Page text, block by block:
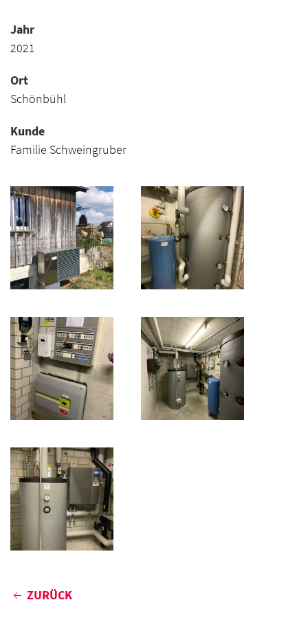
Jahr
2021
Ort
Schönbühl
Kunde
Familie Schweingruber
ZURÜCK